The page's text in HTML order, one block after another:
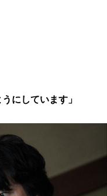
にしています」